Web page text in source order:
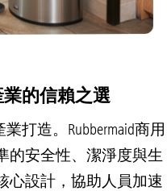
的信賴之選
打造。Rubbermaid商用
的安全性、潔淨度與生
心設計，協助人員加速